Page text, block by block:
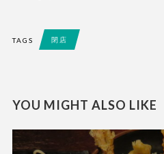
TAGS 閉店
YOU MIGHT ALSO LIKE